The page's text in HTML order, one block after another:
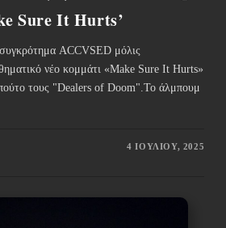
Sure It Hurts’
ACCVSED μόλις
νέο κομμάτι «Make Sure It Hurts»
τους "Dealers of Doom".Το άλμπουμ
4 ΙΟΥΛΊΟΥ, 2025